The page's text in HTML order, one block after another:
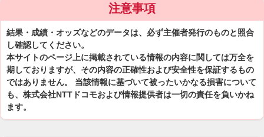
注意事項
結果・成績・オッズなどのデータは、必ず主催者発行のものと照合
し確認してください。
本サイトのページ上に掲載されている情報の内容に関しては万全を
期しておりますが、その内容の正確性および安全性を保証するもの
ではありません。 当該情報に基づいて被ったいかなる損害について
も、株式会社NTTドコモおよび情報提供者は一切の責任を負いかね
ます。